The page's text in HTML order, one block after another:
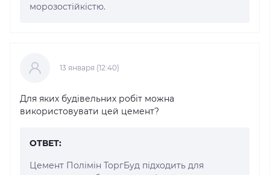
морозостійкістю.
13 января (12:40)
Для яких будівельних робіт можна
використовувати цей цемент?
ОТВЕТ:
Цемент Полімін ТоргБуд підходить для